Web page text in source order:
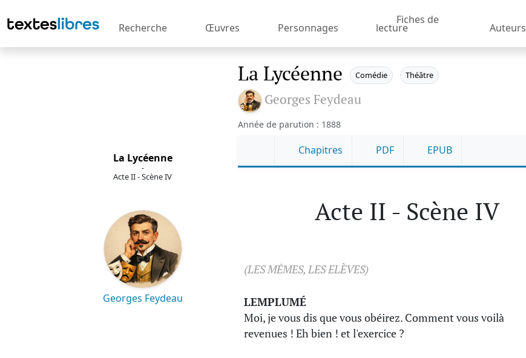
Recherche Œuvres Personnages
Fiches de
lecture Auteurs
La Lycéenne
-
Acte II - Scène IV
Georges Feydeau
La Lycéenne Comédie Théâtre
Georges Feydeau
Année de parution : 1888
Chapitres PDF EPUB
Acte II - Scène IV
(LES MÊMES, LES ELÈVES)
LEMPLUMÉ
Moi, je vous dis que vous obéirez. Comment vous voilà
revenues ! Eh bien ! et l'exercice ?